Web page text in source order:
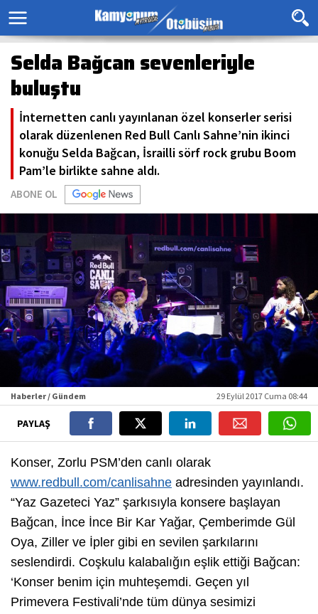
Selda Bağcan sevenleriyle
buluştu
İnternetten canlı yayınlanan özel konserler serisi
olarak düzenlenen Red Bull Canlı Sahne’nin ikinci
konuğu Selda Bağcan, İsrailli sörf rock grubu Boom
Pam’le birlikte sahne aldı.
ABONE OL
Haberler / Gündem 29 Eylül 2017 Cuma 08:44
PAYLAŞ
Konser, Zorlu PSM’den canlı olarak
www.redbull.com/canlisahne adresinden yayınlandı.
“Yaz Gazeteci Yaz” şarkısıyla konsere başlayan
Bağcan, İnce İnce Bir Kar Yağar, Çemberimde Gül
Oya, Ziller ve İpler gibi en sevilen şarkılarını
seslendirdi. Coşkulu kalabalığın eşlik ettiği Bağcan:
‘Konser benim için muhteşemdi. Geçen yıl
Primevera Festivali’nde tüm dünya sesimizi